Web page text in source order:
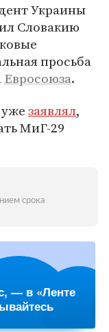
Украины
Словакию
просьба
Евросоюза.
заявлял,
МиГ-29
срока
— в «Ленте